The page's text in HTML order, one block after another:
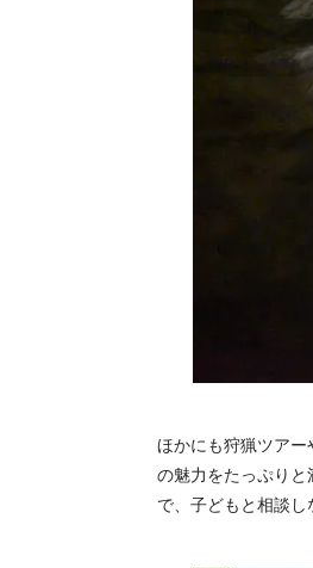
ほかにも狩猟ツア
の魅力をたっぷりと
で、子どもと相談し